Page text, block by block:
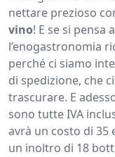
nettare prezioso
vino! E se si pensa
l’enogastronomia
perché ci siamo
di spedizione, che
trascurare. E
sono tutte IVA
avrà un costo di 35
un inoltro di 18